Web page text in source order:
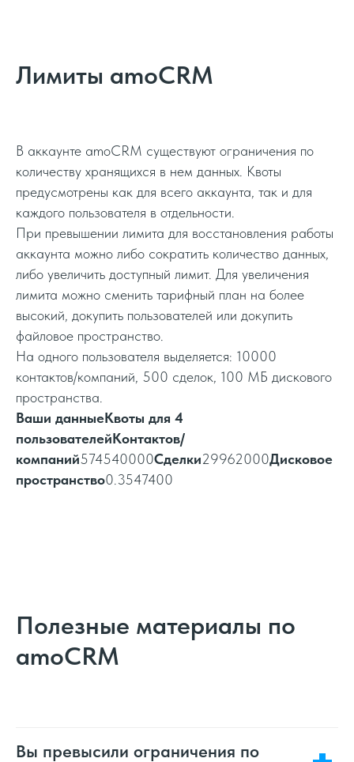
Лимиты amoCRM
В аккаунте amoCRM существуют ограничения по
количеству хранящихся в нем данных. Квоты
предусмотрены как для всего аккаунта, так и для
каждого пользователя в отдельности.
При превышении лимита для восстановления работы
аккаунта можно либо сократить количество данных,
либо увеличить доступный лимит. Для увеличения
лимита можно сменить тарифный план на более
высокий, докупить пользователей или докупить
файловое пространство.
На одного пользователя выделяется: 10000
контактов/компаний, 500 сделок, 100 МБ дискового
пространства.
Ваши данныеКвоты для 4
пользователейКонтактов/
компаний574540000Сделки29962000Дисковое
пространство0.3547400
Полезные материалы по
amoCRM
Вы превысили ограничения по